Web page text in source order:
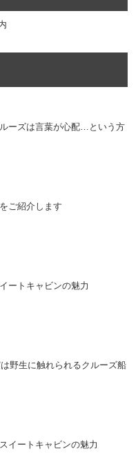
ーズは言葉が心配…という方
ご紹介します
ートキャビンの魅力
野生に触れられるクルーズ船
イートキャビンの魅力